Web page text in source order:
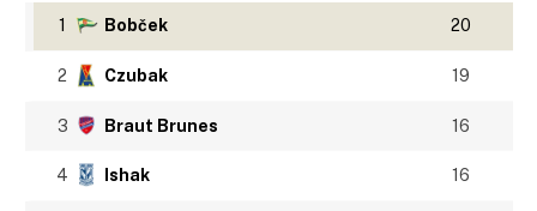
1 Bobček 20
2 Czubak 19
3 Braut Brunes 16
4 Ishak 16